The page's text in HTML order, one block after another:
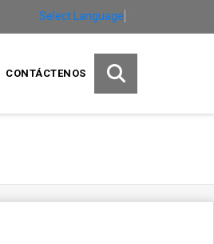
Select Language
CONTÁCTENOS